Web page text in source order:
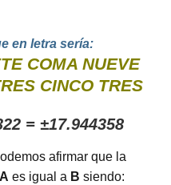
en letra sería:
COMA NUEVE
CINCO TRES
= ±17.944358
afirmar que la
A es igual a B siendo: